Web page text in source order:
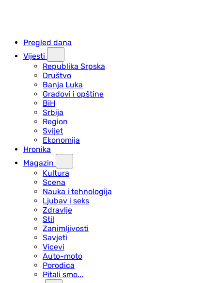
Pregled dana
Vijesti
Republika Srpska
Društvo
Banja Luka
Gradovi i opštine
BiH
Srbija
Region
Svijet
Ekonomija
Hronika
Magazin
Kultura
Scena
Nauka i tehnologija
Ljubav i seks
Zdravlje
Stil
Zanimljivosti
Savjeti
Vicevi
Auto-moto
Porodica
Pitali smo...